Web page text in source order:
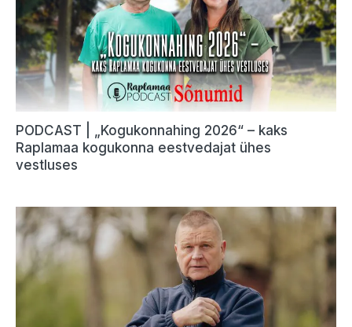
PODCAST | „Kogukonnahing 2026“ – kaks
Raplamaa kogukonna eestvedajat ühes
vestluses